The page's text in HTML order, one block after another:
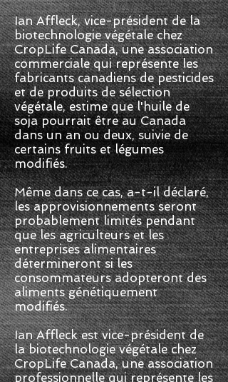
Ian Affleck, vice-président de la
biotechnologie végétale chez
CropLife Canada, une association
commerciale qui représente les
fabricants canadiens de pesticides
et de produits de sélection
végétale, estime que l'huile de
soja pourrait être au Canada
dans un an ou deux, suivie de
certains fruits et légumes
modifiés.
Même dans ce cas, a-t-il déclaré,
les approvisionnements seront
probablement limités pendant
que les agriculteurs et les
entreprises alimentaires
détermineront si les
consommateurs adopteront des
aliments génétiquement
modifiés.
Ian Affleck est vice-président de
la biotechnologie végétale chez
CropLife Canada, une association
professionnelle qui représente les